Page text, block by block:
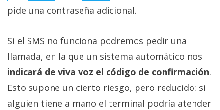
/
Cambiar
opciones
de
privacidad
/
pide una contraseña adicional.
Si el SMS no funciona podremos pedir una
llamada, en la que un sistema automático nos
indicará de viva voz el código de confirmación.
Esto supone un cierto riesgo, pero reducido: si
alguien tiene a mano el terminal podría atender